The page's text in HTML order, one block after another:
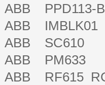
ABB PPD113-
ABB IMBLK01
ABB SC610
ABB PM633
ABB RF615